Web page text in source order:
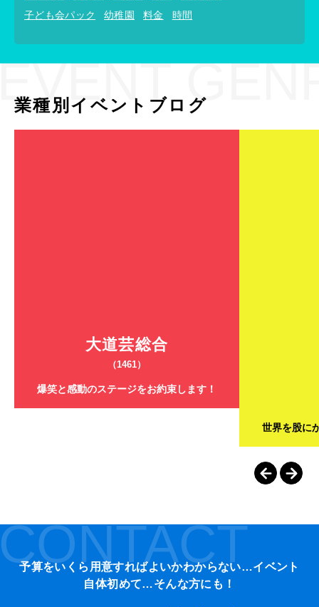
子ども会パック
幼稚園 料金 時間
業種別イベントブログ
大道芸総合
（1461）
爆笑と感動のステージをお約束します！
世界を股に
予算をいくら用意すればよいかわからない…イベント
自体初めて…そんな方にも！